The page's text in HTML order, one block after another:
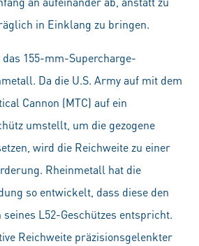
in Einklang zu bringen.
155-mm-Supercharge-
Da die U.S. Army auf mit dem
Cannon (MTC) auf ein
umstellt, um die gezogene
wird die Reichweite zu einer
Rheinmetall hat die
so entwickelt, dass diese den
L52-Geschützes entspricht.
Reichweite präzisionsgelenkter